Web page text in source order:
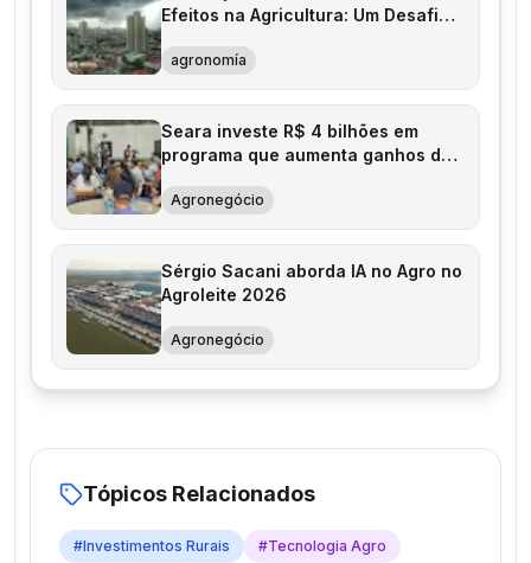
Efeitos na Agricultura: Um Desafio
agronomía
Seara investe R$ 4 bilhões em
programa que aumenta ganhos de
Agronegócio
Sérgio Sacani aborda IA no Agro no
Agroleite 2026
Agronegócio
Tópicos Relacionados
#Investimentos Rurais #Tecnologia Agro